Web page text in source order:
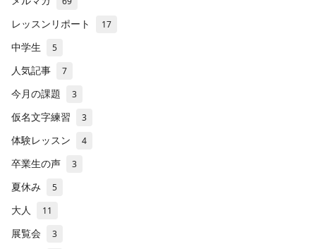
レッスンリポート 17
中学生 5
人気記事 7
今月の課題 3
仮名文字練習 3
体験レッスン 4
卒業生の声 3
夏休み 5
大人 11
展覧会 3